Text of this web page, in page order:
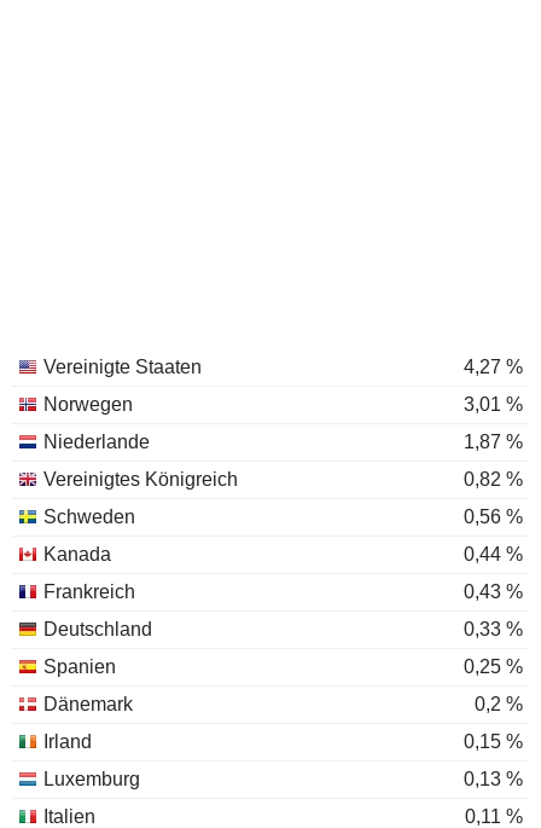
Vereinigte Staaten
4,27 %
Norwegen
3,01 %
Niederlande
1,87 %
Vereinigtes Königreich
0,82 %
Schweden
0,56 %
Kanada
0,44 %
Frankreich
0,43 %
Deutschland
0,33 %
Spanien
0,25 %
Dänemark
0,2 %
Irland
0,15 %
Luxemburg
0,13 %
Italien
0,11 %